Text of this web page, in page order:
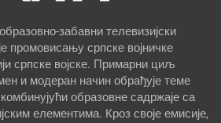
забавни телевизијски
промовисању српске војничке
српске војске. Примарни циљ
и модеран начин обрађује теме
образовне садржаје са
елементима. Кроз своје емисије,